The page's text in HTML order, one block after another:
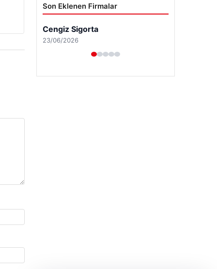
Son Eklenen Firmalar
Cengiz Sigorta
23/06/2026